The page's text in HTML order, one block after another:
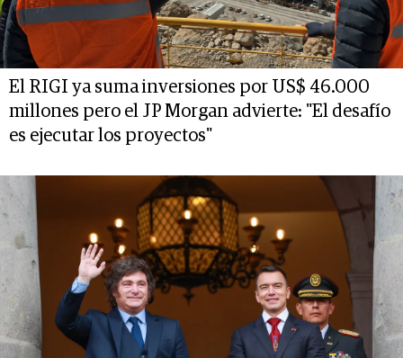
El RIGI ya suma inversiones por US$ 46.000
millones pero el JP Morgan advierte: "El desafío
es ejecutar los proyectos"